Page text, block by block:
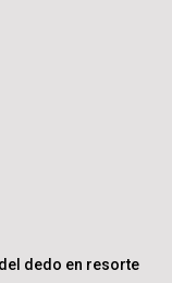
dedo en resorte